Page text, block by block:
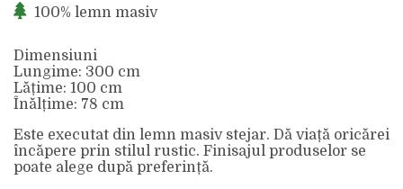
100% lemn masiv
Dimensiuni
Lungime: 300 cm
Lățime: 100 cm
Înălțime: 78 cm
Este executat din lemn masiv stejar. Dă viață oricărei
încăpere prin stilul rustic. Finisajul produselor se
poate alege după preferință.